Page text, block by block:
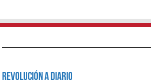
Revolución a Diario